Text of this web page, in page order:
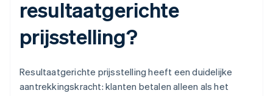
resultaatgerichte
prijsstelling?
Resultaatgerichte prijsstelling heeft een duidelijke
aantrekkingskracht: klanten betalen alleen als het